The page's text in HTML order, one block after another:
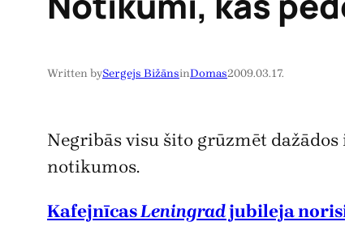
Written bySergejs BižānsinDomas2009.03.17.
Negribās visu šito grūzmēt
notikumos.
KafejnīcasLeningradjubileja